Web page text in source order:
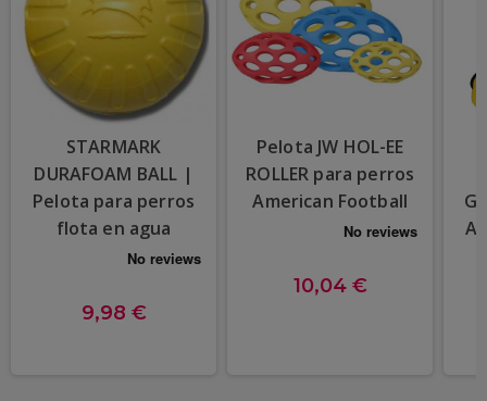
STARMARK
DURAFOAM BALL |
Pelota para perros
flota en agua
9,98 €
Pelota JW HOL-EE
ROLLER para perros
American Football
10,04 €